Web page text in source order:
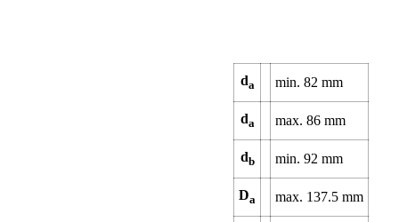
da min. 82mm
da max. 86mm
db min. 92mm
Da max. 137.5mm